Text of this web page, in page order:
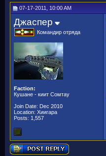
07-17-2011, 10:00 AM
Джаспер
Командир отряда
Faction:
Кушане - киит Сомтау
Join Date: Dec 2010
Location: Хиигара
Posts: 1,557